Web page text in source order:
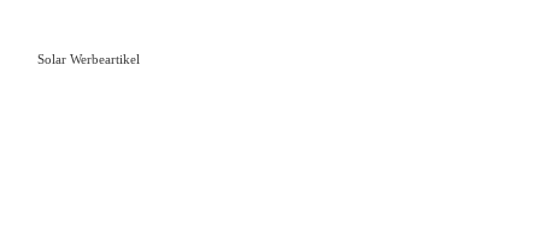
Solar Werbeartikel